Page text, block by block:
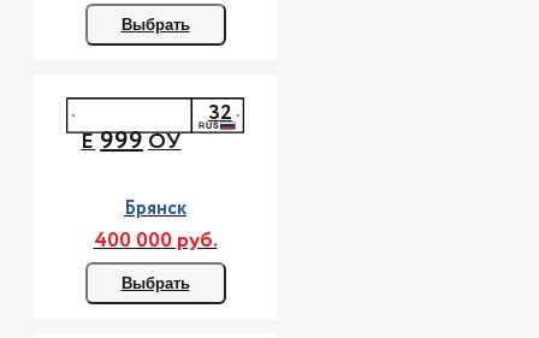
Выбрать
Е999ОУ
32
Брянск
400 000 руб.
Выбрать